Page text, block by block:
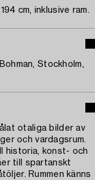
cm, inklusive ram.
Stockholm,
otaliga bilder av
och vardagsrum.
historia, konst- och
till spartanskt
Rummen känns